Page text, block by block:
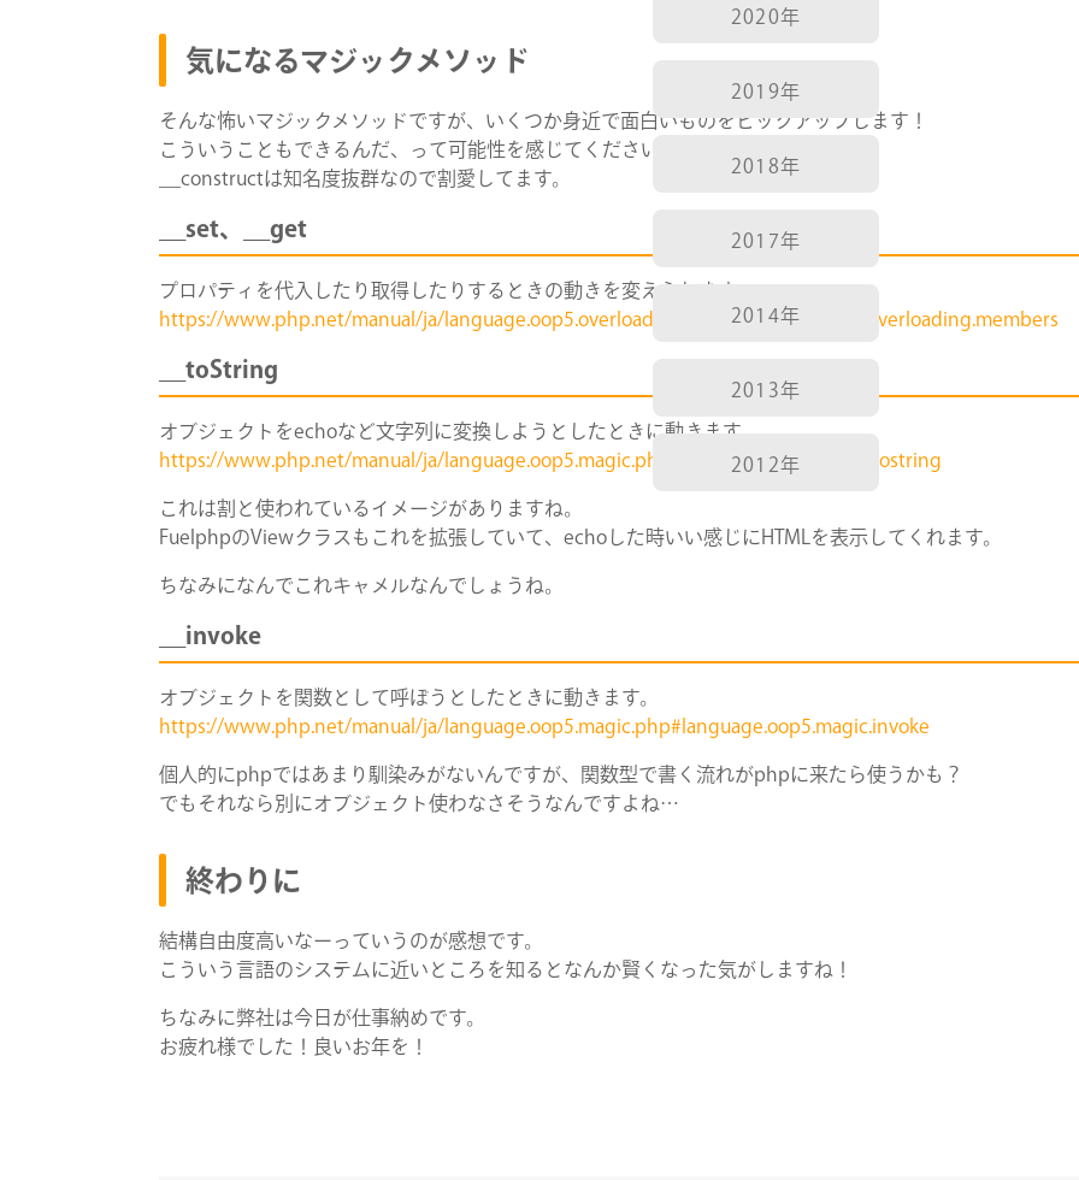
SERVICE
CONTACT
気になるマジックメソッド
そんな怖いマジックメソッドですが、いくつか身近で面白いものをピックアップします！
こういうこともできるんだ、って可能性を感じてください。
__constructは知名度抜群なので割愛してます。
__set、 __get
プロパティを代入したり取得したりするときの動きを変えられます。
https://www.php.net/manual/ja/language.oop5.overloading.php#language.oop5.overloading.members
__toString
オブジェクトをechoなど文字列に変換しようとしたときに動きます。
https://www.php.net/manual/ja/language.oop5.magic.php#language.oop5.magic.tostring
これは割と使われているイメージがありますね。
FuelphpのViewクラスもこれを拡張していて、echoした時いい感じにHTMLを表示してくれます。
ちなみになんでこれキャメルなんでしょうね。
__invoke
オブジェクトを関数として呼ぼうとしたときに動きます。
https://www.php.net/manual/ja/language.oop5.magic.php#language.oop5.magic.invoke
個人的にphpではあまり馴染みがないんですが、関数型で書く流れがphpに来たら使うかも？
でもそれなら別にオブジェクト使わなさそうなんですよね…
終わりに
結構自由度高いなーっていうのが感想です。
こういう言語のシステムに近いところを知るとなんか賢くなった気がしますね！
ちなみに弊社は今日が仕事納めです。
お疲れ様でした！良いお年を！
2020年
2019年
2018年
2017年
2014年
2013年
2012年